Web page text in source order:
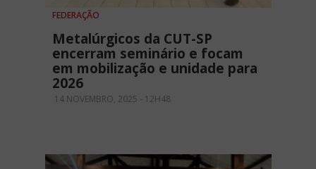
FEDERAÇÃO
Metalúrgicos da CUT-SP
encerram seminário e focam
em mobilização e unidade para
2026
14 NOVEMBRO, 2025 - 12H48